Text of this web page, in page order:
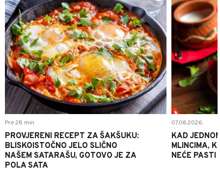
Pre 28 min
PROVJERENI RECEPT ZA ŠAKŠUKU:
BLISKOISTOČNO JELO SLIČNO
NAŠEM SATARAŠU, GOTOVO JE ZA
POLA SATA
07.08.2026.
KAD
MLINCIMA,
NEĆE PASTI